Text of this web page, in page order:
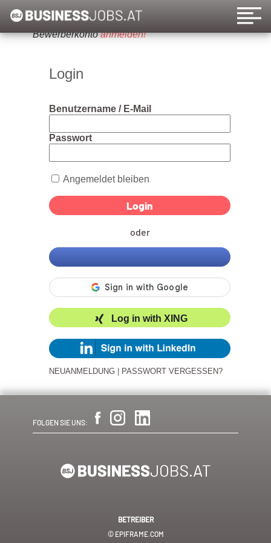
Um diese Funktion nutzen zu können, bitte ein
Bewerberkontoanmelden!
Login
Benutzername / E-Mail
Passwort
Angemeldet bleiben
oder
Log in with XING
NEUANMELDUNG PASSWORT VERGESSEN?
FOLGEN SIE UNS:
BETREIBER
© EPIFRAME.COM